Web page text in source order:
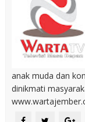
anak muda dan
dinikmati